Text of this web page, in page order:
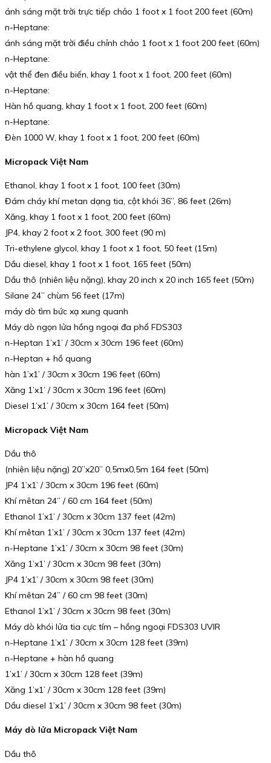
ánh sáng mặt trời trực tiếp chảo 1 foot x 1 foot 200 feet (60m)
n-Heptane:
ánh sáng mặt trời điều chỉnh chảo 1 foot x 1 foot 200 feet (60m)
n-Heptane:
vật thể đen điều biến, khay 1 foot x 1 foot, 200 feet (60m)
n-Heptane:
Hàn hồ quang, khay 1 foot x 1 foot, 200 feet (60m)
n-Heptane:
Đèn 1000 W, khay 1 foot x 1 foot, 200 feet (60m)
Micropack Việt Nam
Ethanol, khay 1 foot x 1 foot, 100 feet (30m)
Đám cháy khí metan dạng tia, cột khói 36”, 86 feet (26m)
Xăng, khay 1 foot x 1 foot, 200 feet (60m)
JP4, khay 2 foot x 2 foot, 300 feet (90 m)
Tri-ethylene glycol, khay 1 foot x 1 foot, 50 feet (15m)
Dầu diesel, khay 1 foot x 1 foot, 165 feet (50m)
Dầu thô (nhiên liệu nặng), khay 20 inch x 20 inch 165 feet (50m)
Silane 24” chùm 56 feet (17m)
máy dò tìm bức xạ xung quanh
Máy dò ngọn lửa hồng ngoại đa phổ FDS303
n-Heptan 1’x1’ / 30cm x 30cm 196 feet (60m)
n-Heptan + hồ quang
hàn 1’x1’ / 30cm x 30cm 196 feet (60m)
Xăng 1’x1’ / 30cm x 30cm 196 feet (60m)
Diesel 1’x1’ / 30cm x 30cm 164 feet (50m)
Micropack Việt Nam
Dầu thô
(nhiên liệu nặng) 20”x20” 0,5mx0,5m 164 feet (50m)
JP4 1’x1’ / 30cm x 30cm 196 feet (60m)
Khí mêtan 24” / 60 cm 164 feet (50m)
Ethanol 1’x1’ / 30cm x 30cm 137 feet (42m)
Khí mêtan 1’x1’ / 30cm x 30cm 137 feet (42m)
n-Heptane 1’x1’ / 30cm x 30cm 98 feet (30m)
Xăng 1’x1’ / 30cm x 30cm 98 feet (30m)
JP4 1’x1’ / 30cm x 30cm 98 feet (30m)
Khí mêtan 24” / 60 cm 98 feet (30m)
Ethanol 1’x1’ / 30cm x 30cm 98 feet (30m)
Máy dò khói lửa tia cực tím – hồng ngoại FDS303 UVIR
n-Heptane 1’x1’ / 30cm x 30cm 128 feet (39m)
n-Heptane + hàn hồ quang
1’x1’ / 30cm x 30cm 128 feet (39m)
Xăng 1’x1’ / 30cm x 30cm 128 feet (39m)
Dầu diesel 1’x1’ / 30cm x 30cm 98 feet (30m)
Máy dò lửa Micropack Việt Nam
Dầu thô